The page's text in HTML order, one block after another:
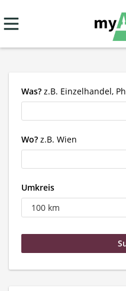
Was? z.B. Einzelhandel,
Wo? z.B. Wien
Umkreis